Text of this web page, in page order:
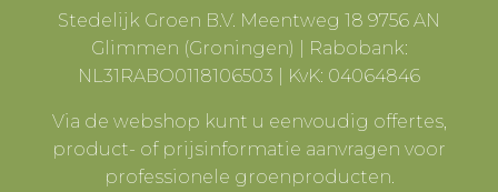
Stedelijk Groen B.V. Meentweg 18 9756 AN
Glimmen (Groningen) | Rabobank:
NL31RABO0118106503 | KvK: 04064846
Via de webshop kunt u eenvoudig offertes,
product- of prijsinformatie aanvragen voor
professionele groenproducten.